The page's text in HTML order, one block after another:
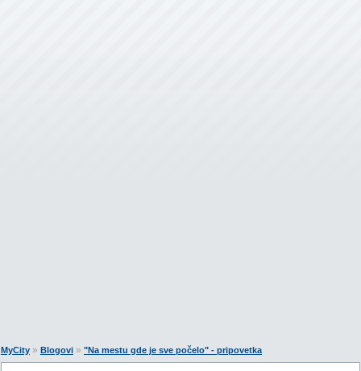
MyCity » Blogovi » "Na mestu gde je sve počelo" - pripovetka